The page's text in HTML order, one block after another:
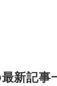
新記事